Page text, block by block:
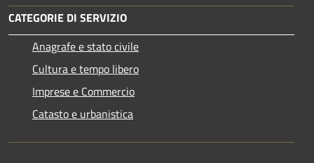
CATEGORIE DI SERVIZIO
Anagrafe e stato civile
Cultura e tempo libero
Imprese e Commercio
Catasto e urbanistica